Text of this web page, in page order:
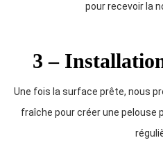
pour recevoir la
3 –
Une fois la surface prête, nous
fraîche pour créer une pelouse